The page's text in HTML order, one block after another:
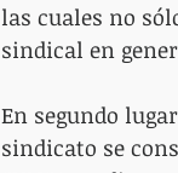
las cuales no
sindical en
En segundo
sindicato se